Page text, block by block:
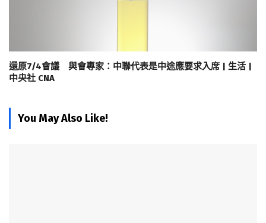
還原7/4會議 與會專家：中聯代表是中途應要求入席 | 生活 |
中央社 CNA
You May Also Like!